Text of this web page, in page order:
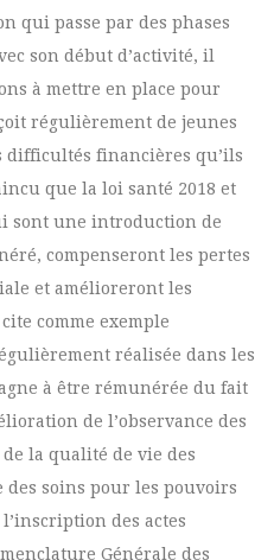
qui passe par des phases
son début d’activité, il
à mettre en place pour
régulièrement de jeunes
financières qu’ils
que la loi santé 2018 et
sont une introduction de
compenseront les pertes
et amélioreront les
comme exemple
réalisée dans les
à être rémunérée du fait
de l’observance des
la qualité de vie des
soins pour les pouvoirs
des actes
Générale des